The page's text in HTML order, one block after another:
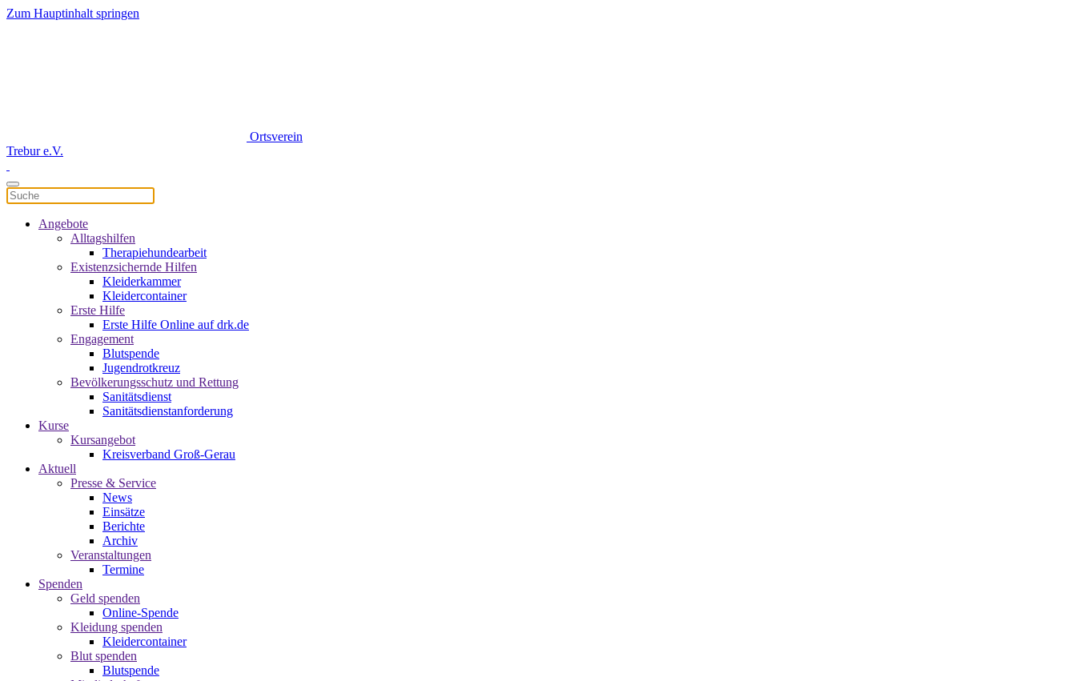
Zum Hauptinhalt springen
Ortsverein
Trebur e.V.
Angebote
Alltagshilfen
Therapiehundearbeit
Existenzsichernde Hilfen
Kleiderkammer
Kleidercontainer
Erste Hilfe
Erste Hilfe Online auf drk.de
Engagement
Blutspende
Jugendrotkreuz
Bevölkerungsschutz und Rettung
Sanitätsdienst
Sanitätsdienstanforderung
Kurse
Kursangebot
Kreisverband Groß-Gerau
Aktuell
Presse & Service
News
Einsätze
Berichte
Archiv
Veranstaltungen
Termine
Spenden
Geld spenden
Online-Spende
Kleidung spenden
Kleidercontainer
Blut spenden
Blutspende